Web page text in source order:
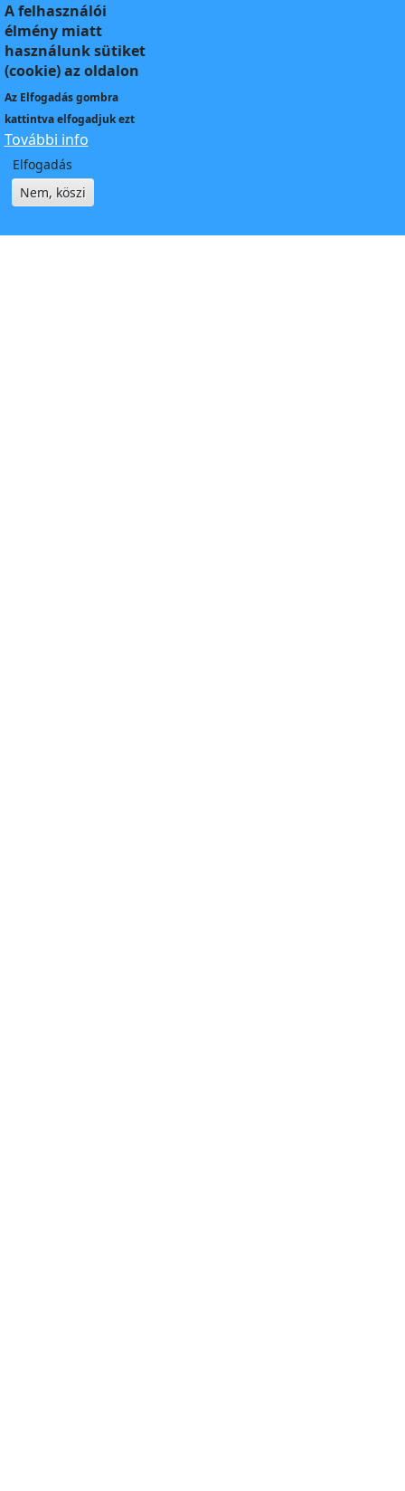
A felhasználói
élmény miatt
használunk sütiket
(cookie) az oldalon
Az Elfogadásgombra
kattintva elfogadjuk ezt
További info
Elfogadás
Nem, köszi